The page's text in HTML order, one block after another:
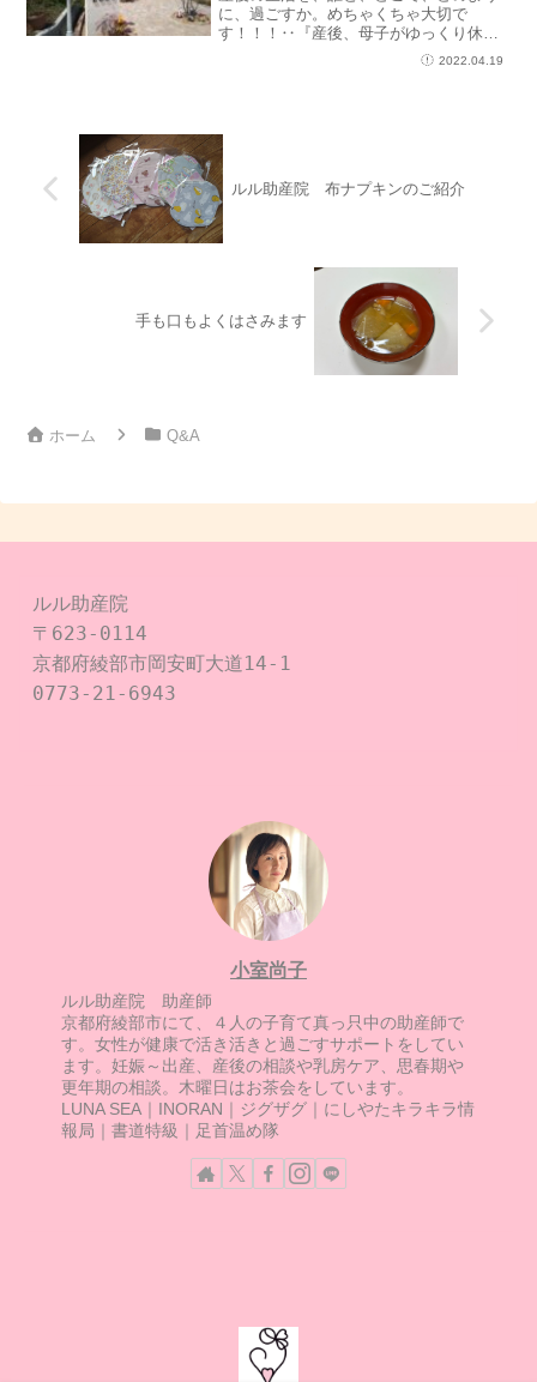
に、過ごすか。めちゃくちゃ大切で
す！！！‥『産後、母子がゆっくり休養
を取りながら過ごせるようにするには』
準備することで、産後の生活をゆったり
2022.04.19
ルル助産院 布ナプキンのご紹介
手も口もよくはさみます
ホーム Q&A
ルル助産院
〒623-0114
京都府綾部市岡安町大道14-1
0773-21-6943
小室尚子
ルル助産院 助産師
京都府綾部市にて、４人の子育て真っ只中の助産師で
す。女性が健康で活き活きと過ごすサポートをしてい
ます。妊娠～出産、産後の相談や乳房ケア、思春期や
更年期の相談。木曜日はお茶会をしています。
LUNA SEA｜INORAN｜ジグザグ｜にしやたキラキラ情
報局｜書道特級｜足首温め隊